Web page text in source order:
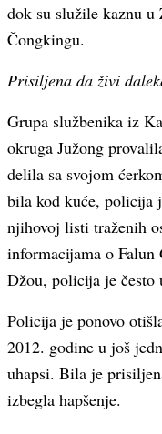
dok su služile kaznu
Čongkingu.
Prisiljena da živi
Grupa službenika iz
okruga Južong
delila sa svojom
bila kod kuće, policija
njihovoj listi traženih
informacijama o Falun
Džou, policija je često
Policija je ponovo
2012. godine u još
uhapsi. Bila je
izbegla hapšenje.